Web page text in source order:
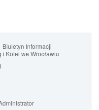
Biuletyn Informacji
Kolei we Wrocławiu